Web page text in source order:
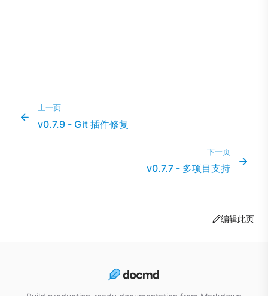
上一页
v0.7.9 - Git 插件修复
下一页
v0.7.7 - 多项目支持
编辑此页